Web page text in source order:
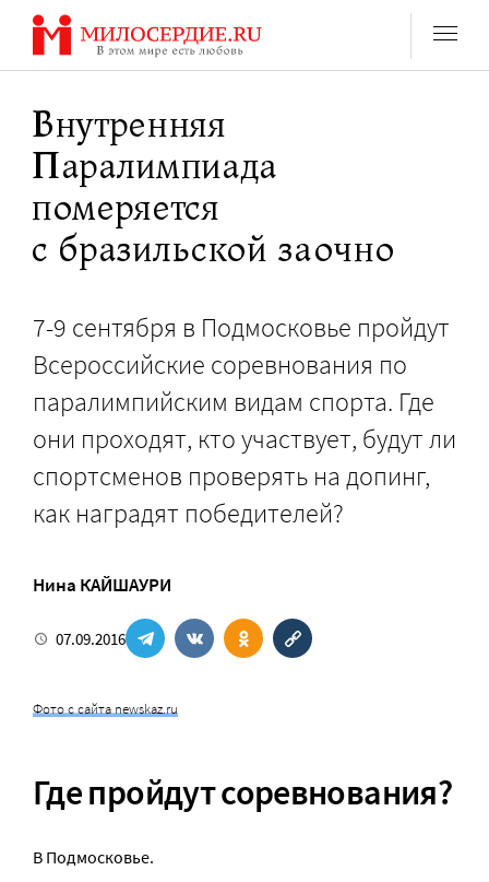
Перейти
содержанию
Внутренняя
Паралимпиада
померяется
с бразильской заочно
7-9 сентября в Подмосковье пройдут
Всероссийские соревнования по
паралимпийским видам спорта. Где
они проходят, кто участвует, будут ли
спортсменов проверять на допинг,
как наградят победителей?
Нина КАЙШАУРИ
07.09.2016
Фото с сайта newskaz.ru
Где пройдут соревнования?
В Подмосковье.